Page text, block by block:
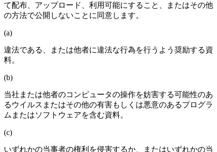
て配布、アップロード、利用可能にすること、またはその他
の方法で公開しないことに同意します。
(a)
違法である、または他者に違法な行為を行うよう奨励する資
料。
(b)
当社または他者のコンピュータの操作を妨害する可能性のあ
るウイルスまたはその他の有害もしくは悪意のあるプログラ
ムまたはソフトウェアを含む資料。
(c)
いずれかの当事者の権利を侵害するか、またはいずれかの当